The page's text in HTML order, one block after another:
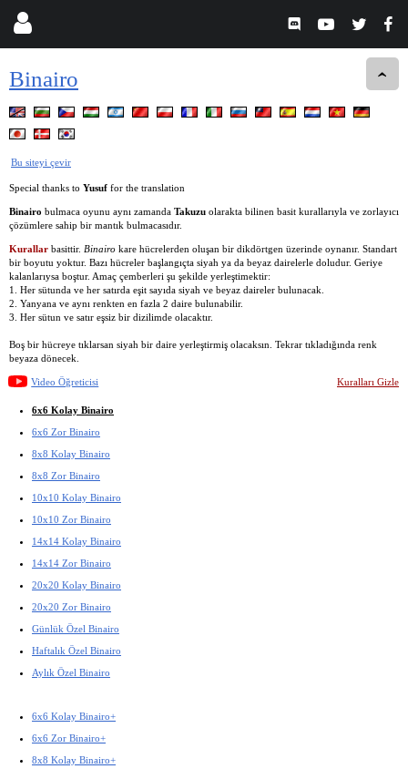
Binairo
Bu siteyi çevir
Special thanks to Yusuf for the translation
Binairo bulmaca oyunu aynı zamanda Takuzu olarakta bilinen basit kurallarıyla ve zorlayıcı
çözümlere sahip bir mantık bulmacasıdır.
Kurallar basittir. Binairo kare hücrelerden oluşan bir dikdörtgen üzerinde oynanır. Standart
bir boyutu yoktur. Bazı hücreler başlangıçta siyah ya da beyaz dairelerle doludur. Geriye
kalanlarıysa boştur. Amaç çemberleri şu şekilde yerleştimektir:
1. Her sütunda ve her satırda eşit sayıda siyah ve beyaz daireler bulunacak.
2. Yanyana ve aynı renkten en fazla 2 daire bulunabilir.
3. Her sütun ve satır eşsiz bir dizilimde olacaktır.
Boş bir hücreye tıklarsan siyah bir daire yerleştirmiş olacaksın. Tekrar tıkladığında renk
beyaza dönecek.
Video Öğreticisi Kuralları Gizle
6x6 Kolay Binairo
6x6 Zor Binairo
8x8 Kolay Binairo
8x8 Zor Binairo
10x10 Kolay Binairo
10x10 Zor Binairo
14x14 Kolay Binairo
14x14 Zor Binairo
20x20 Kolay Binairo
20x20 Zor Binairo
Günlük Özel Binairo
Haftalık Özel Binairo
Aylık Özel Binairo
6x6 Kolay Binairo+
6x6 Zor Binairo+
8x8 Kolay Binairo+